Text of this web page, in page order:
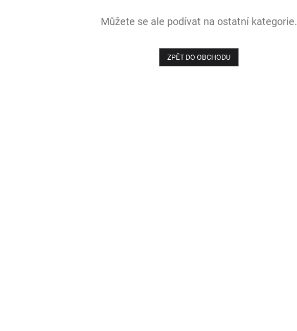
Můžete se ale podívat na ostatní kategorie.
ZPĚT DO OBCHODU